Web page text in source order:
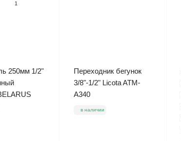
1
250мм 1/2"
Переходник бегунок
3/8"-1/2" Licota ATM-
A340
в наличии